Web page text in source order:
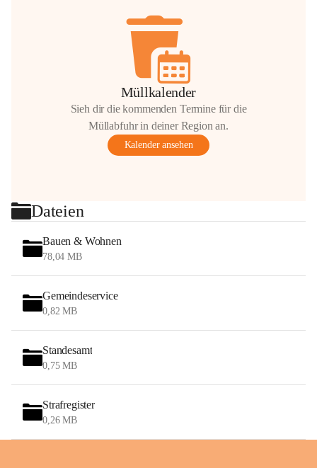
Müllkalender
Sieh dir die kommenden Termine für die
Müllabfuhr in deiner Region an.
Kalender ansehen
Dateien
Bauen & Wohnen
78,04 MB
Gemeindeservice
0,82 MB
Standesamt
0,75 MB
Strafregister
0,26 MB